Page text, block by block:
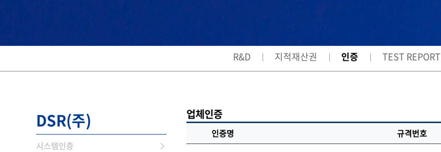
R&D 지적재산권 인증 TEST REPORT
DSR(주)
시스템인증
업체인증
인증명 규격번호